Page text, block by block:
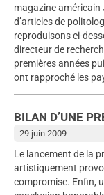
magazine américain
d’articles de
reproduisons ci-
directeur de
premières années
ont rapproché les
BILAN D’UNE
29 juin 2009
Le lancement de la
artistiquement
compromise. Enfin,